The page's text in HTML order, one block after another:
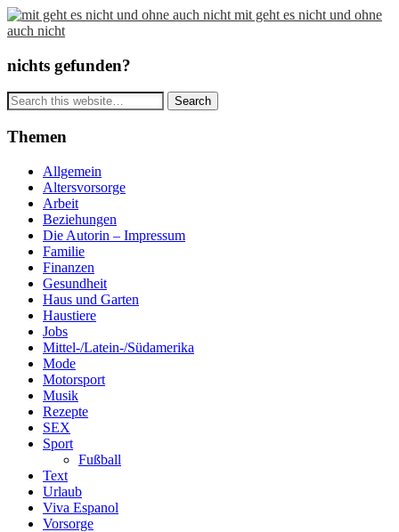
mit geht es nicht und ohne
auch nicht
nichts gefunden?
Themen
Allgemein
Altersvorsorge
Arbeit
Beziehungen
Die Autorin – Impressum
Familie
Finanzen
Gesundheit
Haus und Garten
Haustiere
Jobs
Mittel-/Latein-/Südamerika
Mode
Motorsport
Musik
Rezepte
SEX
Sport
Fußball
Text
Urlaub
Viva Espanol
Vorsorge